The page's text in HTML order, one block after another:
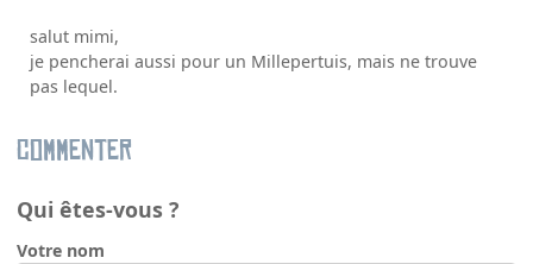
salut mimi,
je pencherai aussi pour un Millepertuis, mais ne trouve
pas lequel.
Commenter
Qui êtes-vous ?
Votre nom